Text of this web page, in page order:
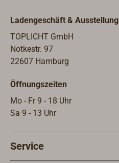
Ladengeschäft & Ausstellung
TOPLICHT GmbH
Notkestr. 97
22607 Hamburg
Öffnungszeiten
Mo - Fr 9 - 18 Uhr
Sa 9 - 13 Uhr
Service